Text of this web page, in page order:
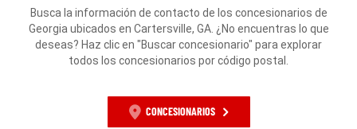
Busca la información de contacto de los concesionarios de
Georgia ubicados en Cartersville, GA. ¿No encuentras lo que
deseas? Haz clic en "Buscar concesionario" para explorar
todos los concesionarios por código postal.
CONCESIONARIOS